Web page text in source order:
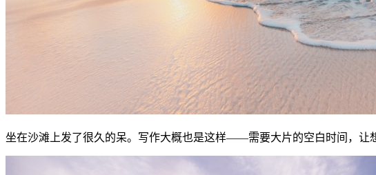
坐在沙滩上发了很久的呆。写作大概也是这样——需要大片的空白时间，让